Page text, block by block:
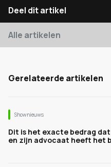
Deel dit artikel
Alle artikelen
Gerelateerde artikelen
Shownieuws
Dit is het exacte bedrag
en zijn advocaat heeft het